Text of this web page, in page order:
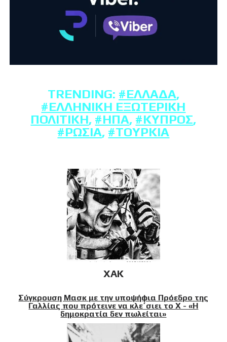
TRENDING: #ΕΛΛΆΔΑ,
#ΕΛΛΗΝΙΚΉ ΕΞΩΤΕΡΙΚΉ
ΠΟΛΙΤΙΚΉ, #ΗΠΑ, #ΚΎΠΡΟΣ,
#ΡΩΣΊΑ, #ΤΟΥΡΚΊΑ
XAK
Σύγκρουση Μασκ με την υποψήφια Πρόεδρο της
Γαλλίας που πρότεινε να κλε΄σιει το X - «Η
δημοκρατία δεν πωλείται»